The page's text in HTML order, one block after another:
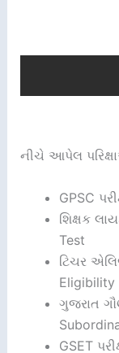
નીચે આપેલ
GPSC
શિક્ષક
Test
ટિચર
Eligibility
ગુજરાત
GSET